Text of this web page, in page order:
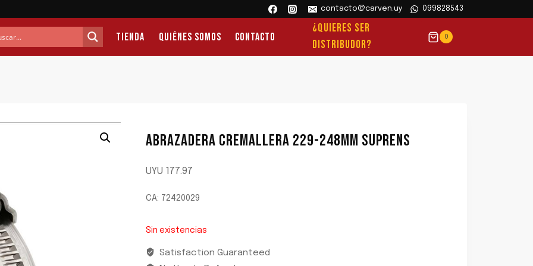
contacto@carven.uy 099828543
Tienda Quiénes Somos Contacto
¿QUIERES SER
DISTRIBUDOR?
0
ABRAZADERA CREMALLERA 229-248MM SUPRENS
UYU 177.97
CA: 72420029
Sin existencias
Satisfaction Guaranteed